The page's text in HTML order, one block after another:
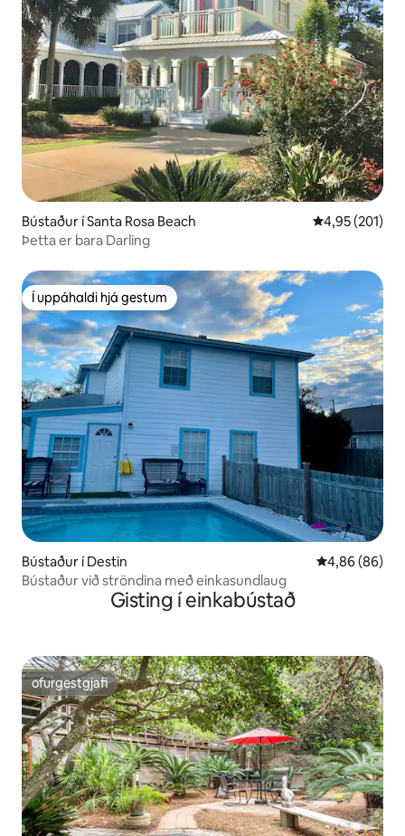
Bústaður í Santa Rosa Beach 4,95 af 5 í
4,95 (201)
Þetta er bara Darling
Í uppáhaldi hjá gestum
Í uppáhaldi hjá gestum
Bústaður í Destin 4,86 af 5 í
4,86 (86)
Bústaður við ströndina með einkasundlaug
Gisting í einkabústað
ofurgestgjafi
ofurgestgjafi